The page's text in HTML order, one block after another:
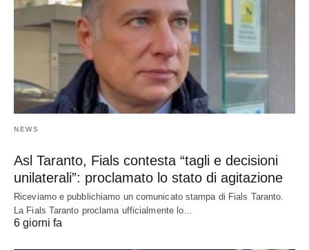
NEWS
Asl Taranto, Fials contesta “tagli e decisioni
unilaterali”: proclamato lo stato di agitazione
Riceviamo e pubblichiamo un comunicato stampa di Fials Taranto.
La Fials Taranto proclama ufficialmente lo…
6 giorni fa